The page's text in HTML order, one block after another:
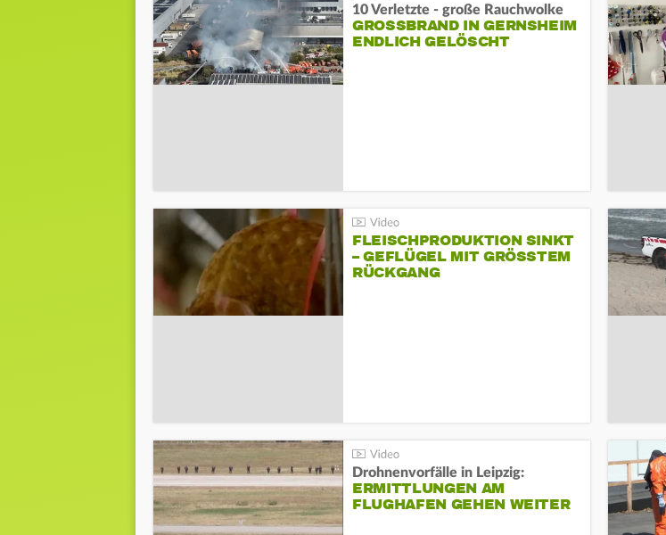
10 Verletzte - große Rauchwolke
GROSSBRAND IN GERNSHEIM E
NDLICH GELÖSCHT
FLEISCHPRODUKTION SINKT
– GEFLÜGEL MIT GRÖSSTEM R
ÜCKGANG
Drohnenvorfälle in Leipzig:
ERMITTLUNGEN AM
FLUGHAFEN GEHEN WEITER